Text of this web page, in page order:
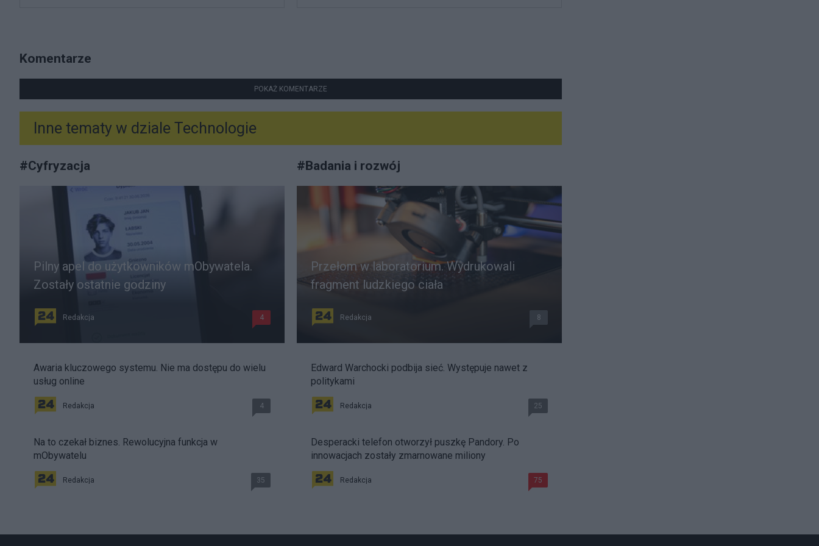
Komentarze
POKAŻ KOMENTARZE
Inne tematy w dziale Technologie
#Cyfryzacja
Pilny apel do użytkowników mObywatela.
Zostały ostatnie godziny
Redakcja 4
Awaria kluczowego systemu. Nie ma dostępu do wielu
usług online
Redakcja 4
Na to czekał biznes. Rewolucyjna funkcja w
mObywatelu
Redakcja 35
#Badania i rozwój
Przełom w laboratorium. Wydrukowali
fragment ludzkiego ciała
Redakcja 8
Edward Warchocki podbija sieć. Występuje nawet z
politykami
Redakcja 25
Desperacki telefon otworzył puszkę Pandory. Po
innowacjach zostały zmarnowane miliony
Redakcja 75